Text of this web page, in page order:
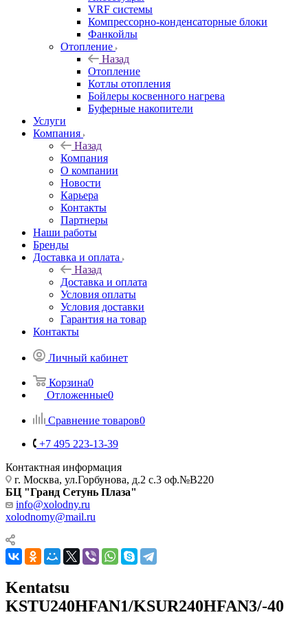
VRF системы
Компрессорно-конденсаторные блоки
Фанкойлы
Отопление
Назад
Отопление
Котлы отопления
Бойлеры косвенного нагрева
Буферные накопители
Услуги
Компания
Назад
Компания
О компании
Новости
Карьера
Контакты
Партнеры
Наши работы
Бренды
Доставка и оплата
Назад
Доставка и оплата
Условия оплаты
Условия доставки
Гарантия на товар
Контакты
Личный кабинет
Корзина0
Отложенные0
Сравнение товаров0
+7 495 223-13-39
Контактная информация
г. Москва, ул.Горбунова, д.2 с.3 оф.№В220
БЦ "Гранд Сетунь Плаза"
info@xolodny.ru
xolodnomy@mail.ru
Kentatsu
KSTU240HFAN1/KSUR240HFAN3/-40